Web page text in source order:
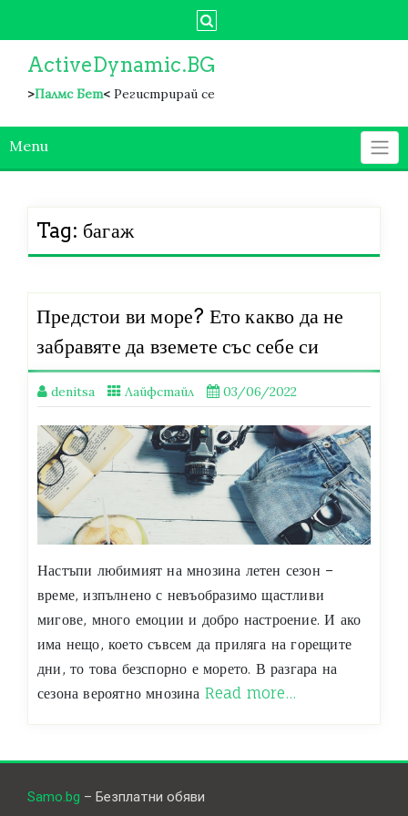
ActiveDynamic.BG
>Палмс Бет< Регистрирай се
Menu
Tag: багаж
Предстои ви море? Ето какво да не
забравяте да вземете със себе си
denitsa Лайфстайл 03/06/2022
Настъпи любимият на мнозина летен сезон –
време, изпълнено с невъобразимо щастливи
мигове, много емоции и добро настроение. И ако
има нещо, което съвсем да приляга на горещите
дни, то това безспорно е морето. В разгара на
сезона вероятно мнозина Read more…
Samo.bg – Безплатни обяви